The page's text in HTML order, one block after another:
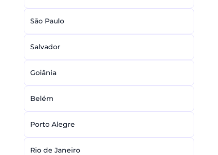
São Paulo
Salvador
Goiânia
Belém
Porto Alegre
Rio de Janeiro